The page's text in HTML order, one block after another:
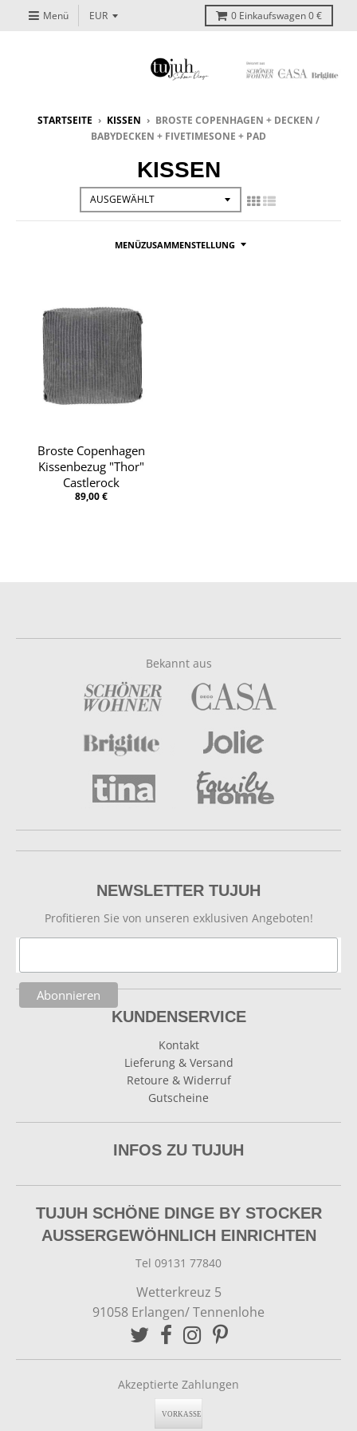
Menü 0 Einkaufswagen0 €
STARTSEITE › KISSEN › BROSTE COPENHAGEN + DECKEN /
BABYDECKEN + FIVETIMESONE + PAD
KISSEN
MENÜZUSAMMENSTELLUNG
Broste Copenhagen
Kissenbezug "Thor"
Castlerock
89,00 €
Bekannt aus
NEWSLETTER TUJUH
Profitieren Sie von unseren exklusiven Angeboten!
KUNDENSERVICE
Kontakt
Lieferung & Versand
Retoure & Widerruf
Gutscheine
INFOS ZU TUJUH
TUJUH SCHÖNE DINGE BY STOCKER
AUSSERGEWÖHNLICH EINRICHTEN
Tel 09131 77840
Wetterkreuz 5
91058 Erlangen/ Tennenlohe
Akzeptierte Zahlungen